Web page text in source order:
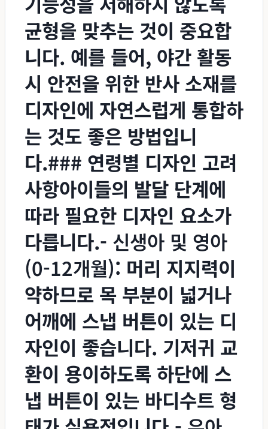
균형을 맞추는 것이 중요합
니다. 예를 들어, 야간 활동
시 안전을 위한 반사 소재를
디자인에 자연스럽게 통합하
는 것도 좋은 방법입니
다.### 연령별 디자인 고려
사항아이들의 발달 단계에
따라 필요한 디자인 요소가
다릅니다.- 신생아 및 영아
(0-12개월): 머리 지지력이
약하므로 목 부분이 넓거나
어깨에 스냅 버튼이 있는 디
자인이 좋습니다. 기저귀 교
환이 용이하도록 하단에 스
냅 버튼이 있는 바디수트 형